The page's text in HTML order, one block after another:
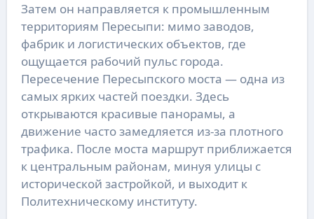
Затем он направляется к промышленным
территориям Пересыпи: мимо заводов,
фабрик и логистических объектов, где
ощущается рабочий пульс города.
Пересечение Пересыпского моста — одна из
самых ярких частей поездки. Здесь
открываются красивые панорамы, а
движение часто замедляется из-за плотного
трафика. После моста маршрут приближается
к центральным районам, минуя улицы с
исторической застройкой, и выходит к
Политехническому институту.